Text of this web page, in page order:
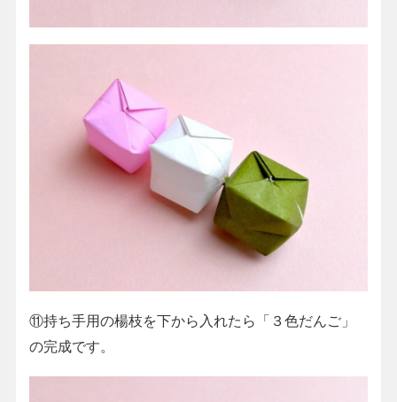
⑪持ち手用の楊枝を下から入れたら「３色だんご」
の完成です。